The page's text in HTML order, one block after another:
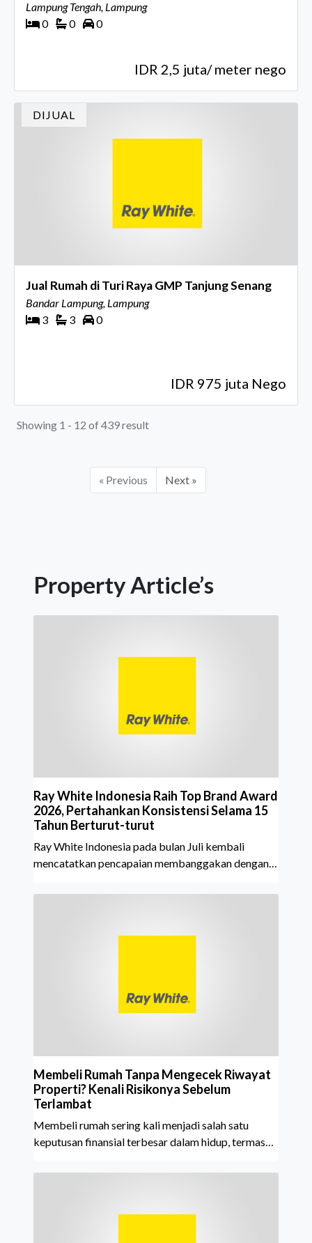
Lampung Tengah, Lampung
0
0 0
IDR 2,5 juta/ meter nego
DIJUAL
Jual Rumah di Turi Raya GMP Tanjung Senang
Bandar Lampung, Lampung
3
3 0
IDR 975 juta Nego
Showing 1 - 12 of 439 result
« Previous Next »
Property Article’s
Ray White Indonesia Raih Top Brand Award
2026, Pertahankan Konsistensi Selama 15
Tahun Berturut-turut
Ray White Indonesia pada bulan Juli kembali
mencatatkan pencapaian membanggakan dengan
Property Agent. Penghargaan ini menjadi semakin
White Indonesia. Top Brand Award m
Membeli Rumah Tanpa Mengecek Riwayat
Properti? Kenali Risikonya Sebelum
Terlambat
Membeli rumah sering kali menjadi salah satu
keputusan finansial terbesar dalam hidup, termasuk
aktif merencanakan kepemilikan hunian maupun